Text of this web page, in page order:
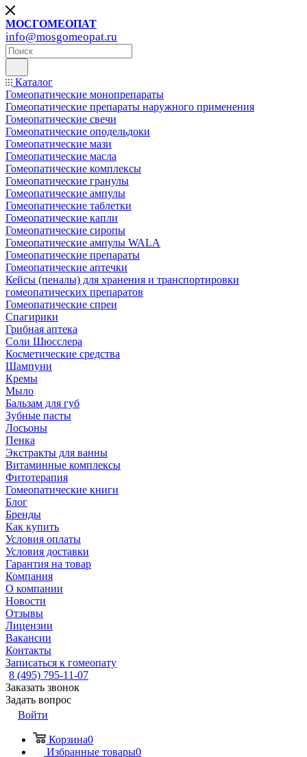
МОСГОМЕОПАТ
info@mosgomeopat.ru
Каталог
Гомеопатические монопрепараты
Гомеопатические препараты наружного применения
Гомеопатические свечи
Гомеопатические оподельдоки
Гомеопатические мази
Гомеопатические масла
Гомеопатические комплексы
Гомеопатические гранулы
Гомеопатические ампулы
Гомеопатические таблетки
Гомеопатические капли
Гомеопатические сиропы
Гомеопатические ампулы WALA
Гомеопатические препараты
Гомеопатические аптечки
Кейсы (пеналы) для хранения и транспортировки
гомеопатических препаратов
Гомеопатические спреи
Спагирики
Грибная аптека
Соли Шюсслера
Косметические средства
Шампуни
Кремы
Мыло
Бальзам для губ
Зубные пасты
Лосьоны
Пенка
Экстракты для ванны
Витаминные комплексы
Фитотерапия
Гомеопатические книги
Блог
Бренды
Как купить
Условия оплаты
Условия доставки
Гарантия на товар
Компания
О компании
Новости
Отзывы
Лицензии
Вакансии
Контакты
Записаться к гомеопату
8 (495) 795-11-07
Заказать звонок
Задать вопрос
Войти
Корзина0
Избранные товары0